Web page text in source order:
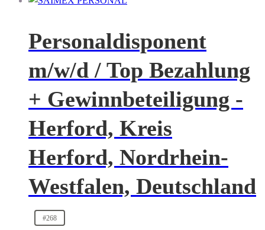
Personaldisponent
m/w/d / Top Bezahlung
+ Gewinnbeteiligung -
Herford, Kreis
Herford, Nordrhein-
Westfalen, Deutschland
#268